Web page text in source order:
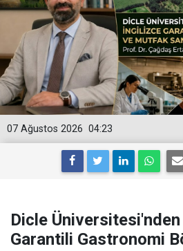
04:23
07 Ağustos 2026
Dicle
Garantili Gastronomi